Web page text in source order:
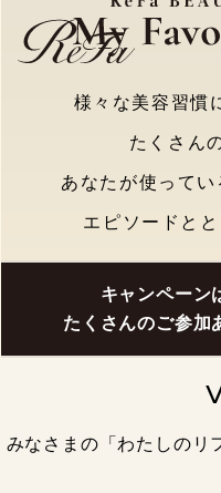
様々な美容習慣
たくさん
あなたが使ってい
エピソードと
キャンペーン
たくさんのご参加
みなさまの「わたしのリ